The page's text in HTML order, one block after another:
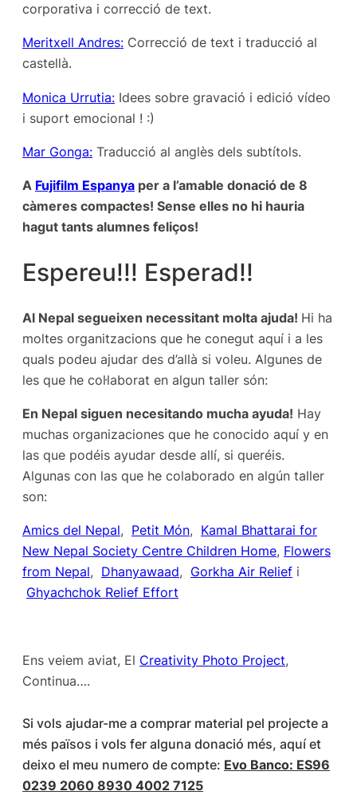
corporativa i correcció de text.
Meritxell Andres: Correcció de text i traducció al
castellà.
Monica Urrutia: Idees sobre gravació i edició vídeo
i suport emocional ! :)
Mar Gonga: Traducció al anglès dels subtítols.
A Fujifilm Espanya per a l’amable donació de 8
càmeres compactes! Sense elles no hi hauria
hagut tants alumnes feliços!
Espereu!!! Esperad!!
Al Nepal segueixen necessitant molta ajuda! Hi ha
moltes organitzacions que he conegut aquí i a les
quals podeu ajudar des d’allà si voleu. Algunes de
les que he col·laborat en algun taller són:
En Nepal siguen necesitando mucha ayuda! Hay
muchas organizaciones que he conocido aquí y en
las que podéis ayudar desde allí, si queréis.
Algunas con las que he colaborado en algún taller
son:
Amics del Nepal, Petit Món, Kamal Bhattarai for
New Nepal Society Centre Children Home, Flowers
from Nepal, Dhanyawaad, Gorkha Air Relief i
Ghyachchok Relief Effort
Ens veiem aviat, El Creativity Photo Project,
Continua….
Si vols ajudar-me a comprar material pel projecte a
més països i vols fer alguna donació més, aquí et
deixo el meu numero de compte: Evo Banco: ES96
0239 2060 8930 4002 7125